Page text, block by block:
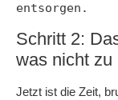
entsorgen.
Schritt 2:
was nicht zu
Jetzt ist die Zeit,